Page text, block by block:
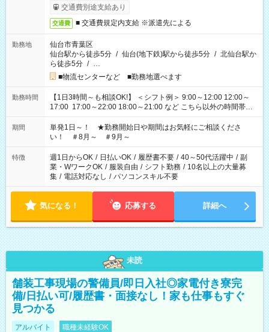
交通費別途支給あり
交通費 ■ 交通費規定内支給 ※派遣先による
勤務地
仙台市青葉区
仙台駅から徒歩5分 / 仙台(地下鉄)駅から徒歩5分 / 北仙台駅か
ら徒歩5分 / …
■物流センターなど ■勤務地選べます
勤務時間
【1日3時間～も相談OK!】 ＜シフト例＞ 9:00～12:00 12:00～
17:00 17:00～22:00 18:00～21:00 など こちら以外の時間帯も
お気軽にご相談ください！
期間
単発1日～！ ★勤務開始日や期間はお気軽にご相談くださ
い！ ＃8月～ ＃9月～
特徴 週1日からOK / 日払いOK / 履歴書不要 / 40～50代活躍中 / 副
業・WワークOK / 服装自由 / シフト勤務 / 10名以上の大量募
集 / 電話対応なし / パソコンスキル不要
気になる！ 応募する 詳細へ
未読
舗装工事現場の警備員/即日入社◎家電付き寮完
備/日払い可/履歴書・面接なし！家も仕事もすぐ
見つかる
アルバイト 職種未経験OK